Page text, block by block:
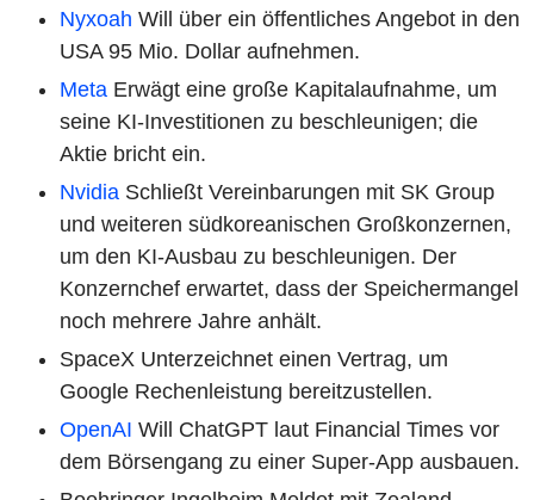
Nyxoah Will über ein öffentliches Angebot in den
USA 95 Mio. Dollar aufnehmen.
Meta Erwägt eine große Kapitalaufnahme, um
seine KI-Investitionen zu beschleunigen; die
Aktie bricht ein.
Nvidia Schließt Vereinbarungen mit SK Group
und weiteren südkoreanischen Großkonzernen,
um den KI-Ausbau zu beschleunigen. Der
Konzernchef erwartet, dass der Speichermangel
noch mehrere Jahre anhält.
SpaceX Unterzeichnet einen Vertrag, um
Google Rechenleistung bereitzustellen.
OpenAI Will ChatGPT laut Financial Times vor
dem Börsengang zu einer Super-App ausbauen.